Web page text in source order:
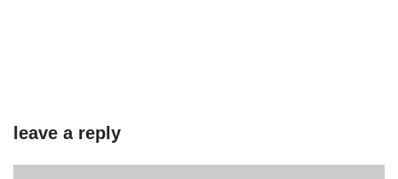
leave a reply